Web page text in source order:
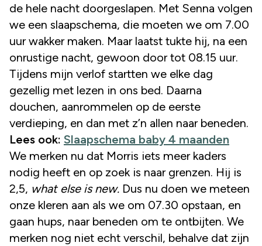
de hele nacht doorgeslapen. Met Senna volgen
we een slaapschema, die moeten we om 7.00
uur wakker maken. Maar laatst tukte hij, na een
onrustige nacht, gewoon door tot 08.15 uur.
Tijdens mijn verlof startten we elke dag
gezellig met lezen in ons bed. Daarna
douchen, aanrommelen op de eerste
verdieping, en dan met z’n allen naar beneden.
Lees ook: Slaapschema baby 4 maanden
We merken nu dat Morris iets meer kaders
nodig heeft en op zoek is naar grenzen. Hij is
2,5, what else is new. Dus nu doen we meteen
onze kleren aan als we om 07.30 opstaan, en
gaan hups, naar beneden om te ontbijten. We
merken nog niet echt verschil, behalve dat zijn